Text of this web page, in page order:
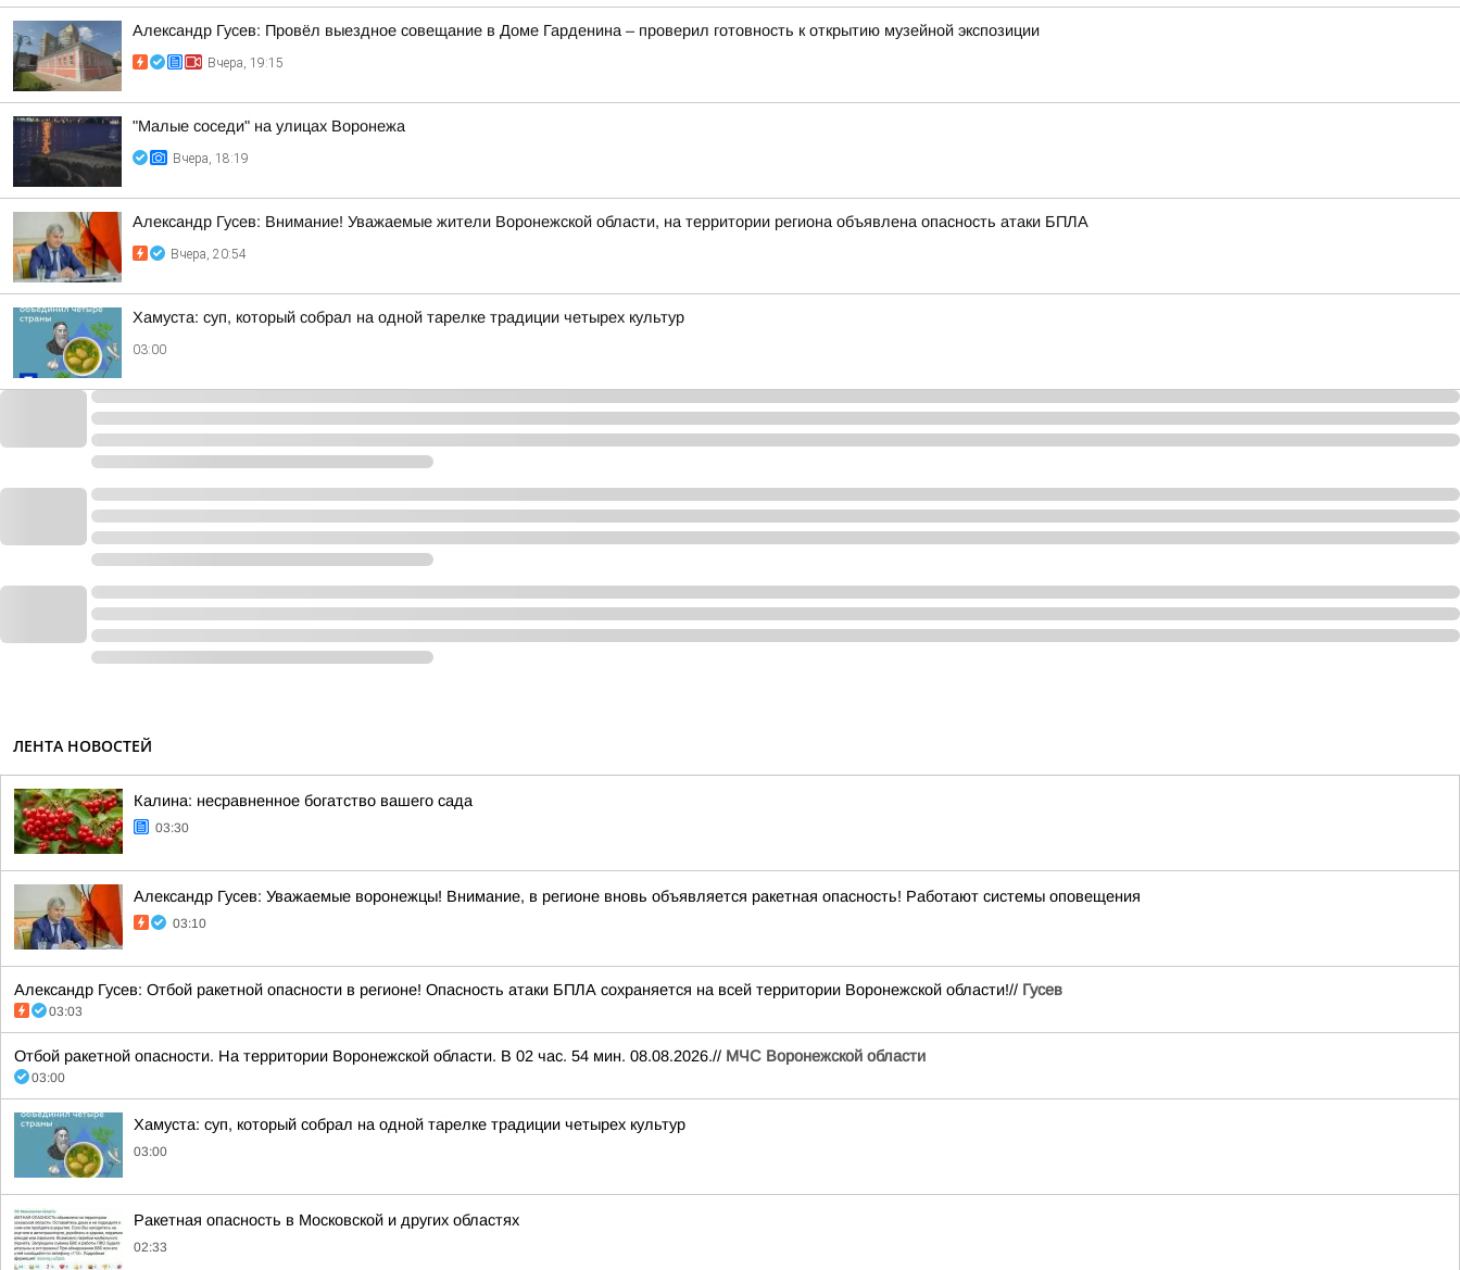
Александр Гусев: Провёл выездное совещание в Доме Гарденина – проверил готовность к открытию музейной экспозиции
Вчера, 19:15
"Малые соседи" на улицах Воронежа
Вчера, 18:19
Александр Гусев: Внимание! Уважаемые жители Воронежской области, на территории региона объявлена опасность атаки БПЛА
Вчера, 20:54
Хамуста: суп, который собрал на одной тарелке традиции четырех культур
03:00
ЛЕНТА НОВОСТЕЙ
Калина: несравненное богатство вашего сада
03:30
Александр Гусев: Уважаемые воронежцы! Внимание, в регионе вновь объявляется ракетная опасность! Работают системы оповещения
03:10
Александр Гусев: Отбой ракетной опасности в регионе! Опасность атаки БПЛА сохраняется на всей территории Воронежской области!// Гусев
03:03
Отбой ракетной опасности. На территории Воронежской области. В 02 час. 54 мин. 08.08.2026.// МЧС Воронежской области
03:00
Хамуста: суп, который собрал на одной тарелке традиции четырех культур
03:00
Ракетная опасность в Московской и других областях
02:33